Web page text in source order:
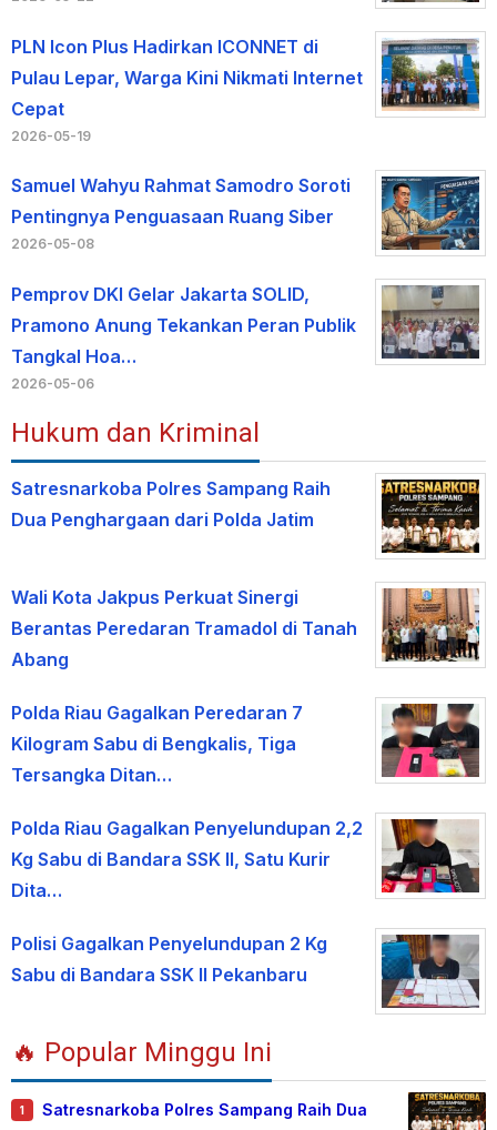
PLN Icon Plus Hadirkan ICONNET di
Pulau Lepar, Warga Kini Nikmati Internet
Cepat
2026-05-19
Samuel Wahyu Rahmat Samodro Soroti
Pentingnya Penguasaan Ruang Siber
2026-05-08
Pemprov DKI Gelar Jakarta SOLID,
Pramono Anung Tekankan Peran Publik
Tangkal Hoa…
2026-05-06
Hukum dan Kriminal
Satresnarkoba Polres Sampang Raih
Dua Penghargaan dari Polda Jatim
Wali Kota Jakpus Perkuat Sinergi
Berantas Peredaran Tramadol di Tanah
Abang
Polda Riau Gagalkan Peredaran 7
Kilogram Sabu di Bengkalis, Tiga
Tersangka Ditan…
Polda Riau Gagalkan Penyelundupan 2,2
Kg Sabu di Bandara SSK II, Satu Kurir
Dita…
Polisi Gagalkan Penyelundupan 2 Kg
Sabu di Bandara SSK II Pekanbaru
🔥 Popular Minggu Ini
1 Satresnarkoba Polres Sampang Raih Dua